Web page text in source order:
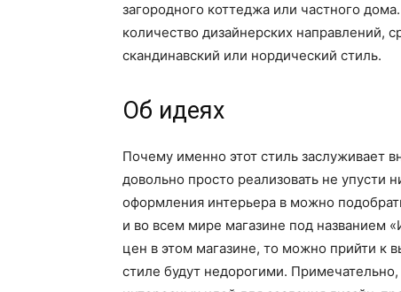
загородного коттеджа или частного
количество дизайнерских направлений,
скандинавский или нордический стиль.
Об идеях
Почему именно этот стиль заслуживает
довольно просто реализовать не
оформления интерьера в можно
и во всем мире магазине под названием
цен в этом магазине, то можно прийти к
стиле будут недорогими.